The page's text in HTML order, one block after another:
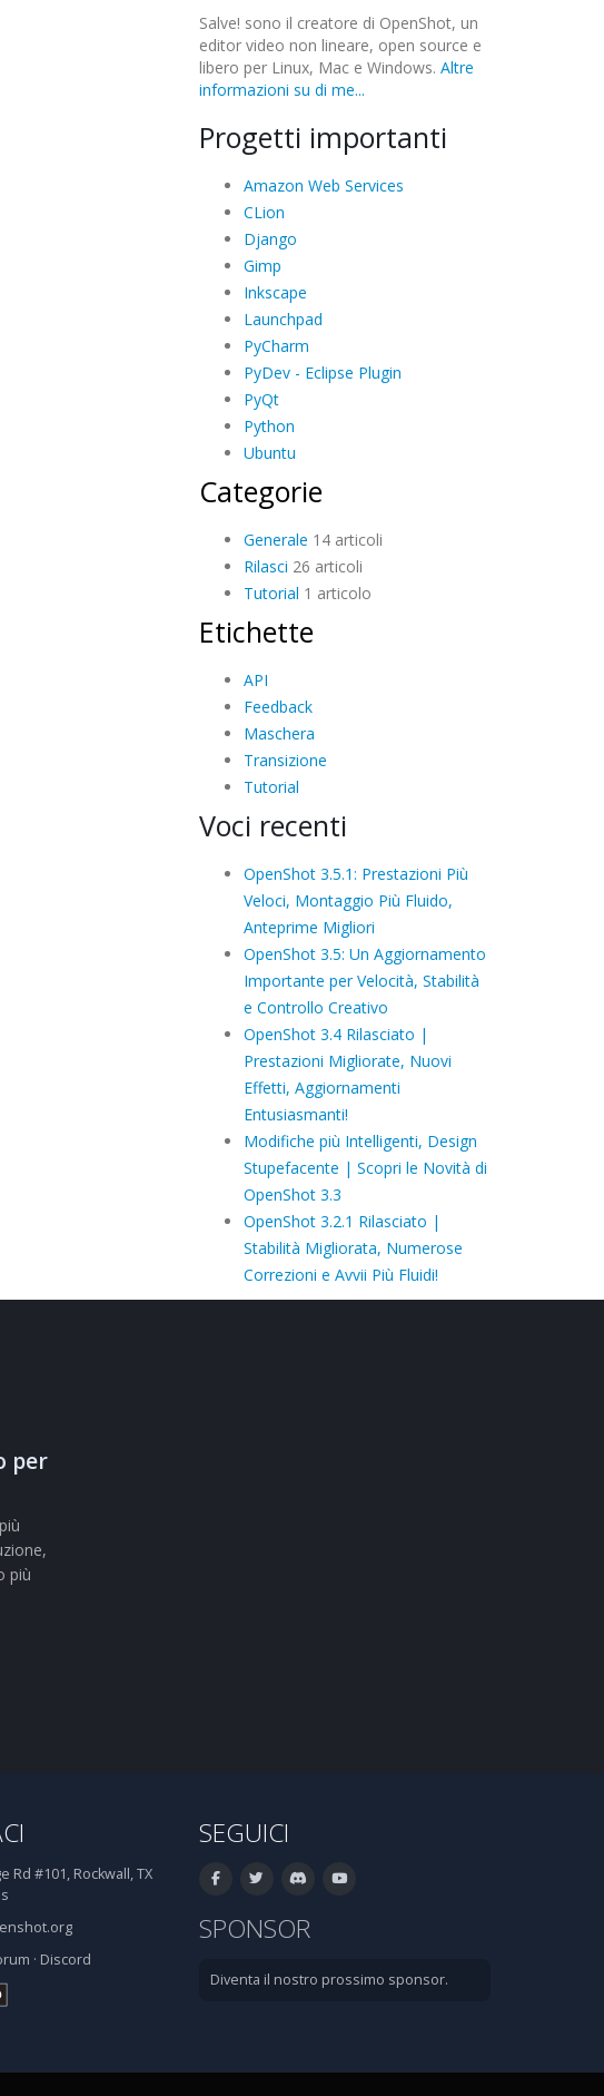
Salve! sono il creatore di OpenShot, un
editor video non lineare, open source e
libero per Linux, Mac e Windows. Altre
informazioni su di me...
Progetti importanti
Amazon Web Services
CLion
Django
Gimp
Inkscape
Launchpad
PyCharm
PyDev - Eclipse Plugin
PyQt
Python
Ubuntu
Categorie
Generale 14 articoli
Rilasci 26 articoli
Tutorial 1 articolo
Etichette
API
Feedback
Maschera
Transizione
Tutorial
Voci recenti
OpenShot 3.5.1: Prestazioni Più
Veloci, Montaggio Più Fluido,
Anteprime Migliori
OpenShot 3.5: Un Aggiornamento
Importante per Velocità, Stabilità
e Controllo Creativo
OpenShot 3.4 Rilasciato |
Prestazioni Migliorate, Nuovi
Effetti, Aggiornamenti
Entusiasmanti!
Modifiche più Intelligenti, Design
Stupefacente | Scopri le Novità di
OpenShot 3.3
OpenShot 3.2.1 Rilasciato |
Stabilità Migliorata, Numerose
Correzioni e Avvii Più Fluidi!
per
più
Rd #101, Rockwall, TX
· Discord
SEGUICI
SPONSOR
Diventa il nostro prossimo sponsor.